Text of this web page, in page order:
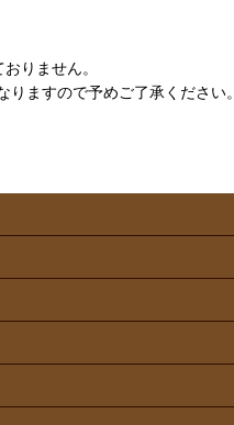
りません。
ますので予めご了承ください。